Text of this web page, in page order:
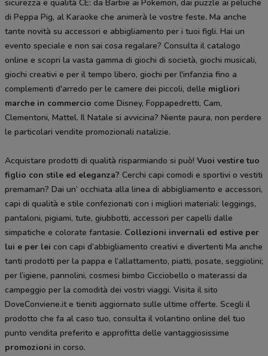
sicurezza e qualità CE: da Barbie ai Pokemon, dai puzzle ai peluche
di Peppa Pig, al Karaoke che animerà le vostre feste. Ma anche
tante novità su accessori e abbigliamento per i tuoi figli. Hai un
evento speciale e non sai cosa regalare? Consulta il catalogo
online e scopri la vasta gamma di giochi di società, giochi musicali,
giochi creativi e per il tempo libero, giochi per l'infanzia fino a
complementi d'arredo per le camere dei piccoli, delle migliori
marche in commercio come Disney, Foppapedretti, Cam,
Clementoni, Mattel. Il Natale si avvicina? Niente paura, non perdere
le particolari vendite promozionali natalizie.
Acquistare prodotti di qualità risparmiando si può! Vuoi vestire tuo
figlio con stile ed eleganza? Cerchi capi comodi e sportivi o vestiti
premaman? Dai un’ occhiata alla linea di abbigliamento e accessori,
capi di qualità e stile confezionati con i migliori materiali: leggings,
pantaloni, pigiami, tute, giubbotti, accessori per capelli dalle
simpatiche e colorate fantasie. Collezioni invernali ed estive per
lui e per lei con capi d’abbigliamento creativi e divertenti Ma anche
tanti prodotti per la pappa e l’allattamento, piatti, posate, seggiolini;
per l’igiene, pannolini, cosmesi bimbo Cicciobello o materassi da
campeggio per la comodità dei vostri viaggi. Visita il sito
DoveConviene.it e tieniti aggiornato sulle ultime offerte. Scegli il
prodotto che fa al caso tuo, consulta il volantino online del tuo
punto vendita preferito e approfitta delle vantaggiosissime
promozioni in corso.